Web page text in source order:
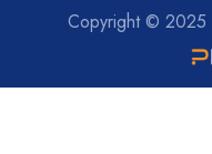
Copyright © 2025